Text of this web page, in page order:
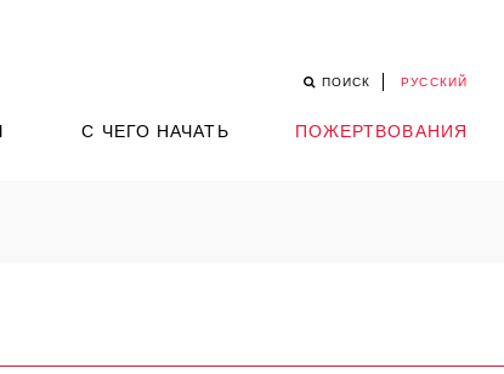
ПОИСК РУССКИЙ
С ЧЕГО НАЧАТЬ ПОЖЕРТВОВАНИЯ